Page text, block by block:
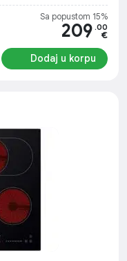
Sa popustom 15%
209 .00
€
Dodaj u korpu